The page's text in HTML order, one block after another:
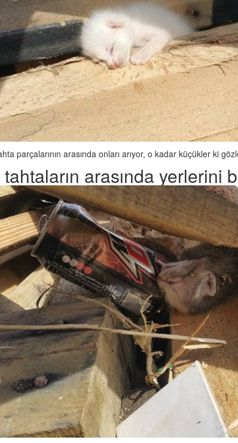
parçalarının arasında onları arıyor, o kadar küçükler ki
arasında yerlerini